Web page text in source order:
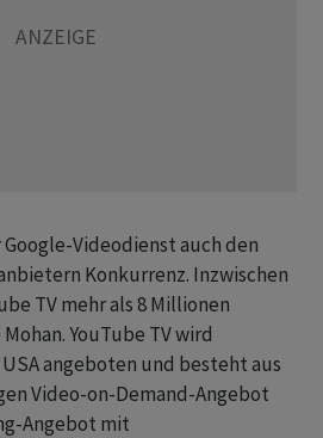
Videodienst auch den
Konkurrenz. Inzwischen
TV mehr als 8 Millionen
YouTube TV wird
angeboten und besteht aus
Video-on-Demand-Angebot
Angebot mit